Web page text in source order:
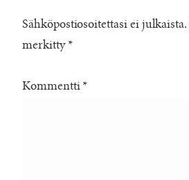
Sähköpostiosoitettasi ei julkaista.
merkitty *
Kommentti *